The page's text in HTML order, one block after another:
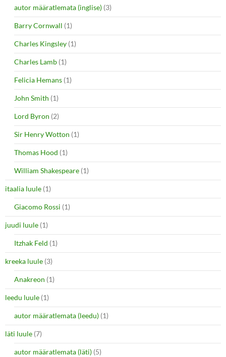
autor määratlemata (inglise) (3)
Barry Cornwall (1)
Charles Kingsley (1)
Charles Lamb (1)
Felicia Hemans (1)
John Smith (1)
Lord Byron (2)
Sir Henry Wotton (1)
Thomas Hood (1)
William Shakespeare (1)
itaalia luule (1)
Giacomo Rossi (1)
juudi luule (1)
Itzhak Feld (1)
kreeka luule (3)
Anakreon (1)
leedu luule (1)
autor määratlemata (leedu) (1)
läti luule (7)
autor määratlemata (läti) (5)